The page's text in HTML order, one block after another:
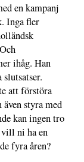
en kampanj
Inga fler
ihåg. Han
att förstöra
styra med
kan ingen tro
ni ha en
fyra åren?